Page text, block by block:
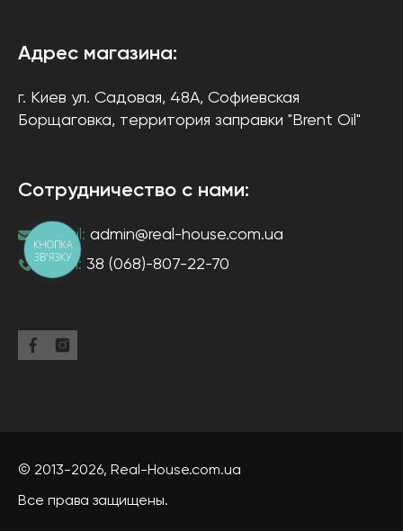
Адрес магазина:
г. Киев ул. Садовая, 48А, Софиевская
Борщаговка, территория заправки "Brent Oil"
Сотрудничество с нами:
e-mail: admin@real-house.com.ua
тел-н: 38 (068)-807-22-70
© 2013-2026, Real-House.com.ua
Все права защищены.
КНОПКА
ЗВ'ЯЗКУ